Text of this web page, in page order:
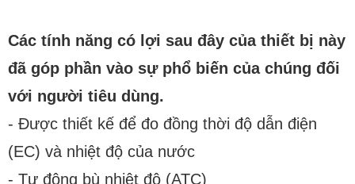
Các tính năng có lợi sau đây của thiết bị này
đã góp phần vào sự phổ biến của chúng đối
với người tiêu dùng.
- Được thiết kế để đo đồng thời độ dẫn điện
(EC) và nhiệt độ của nước
- Tự động bù nhiệt độ (ATC)